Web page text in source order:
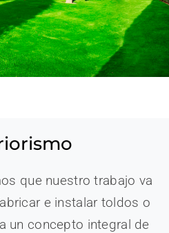
que nuestro trabajo va
e instalar toldos o
un concepto integral de